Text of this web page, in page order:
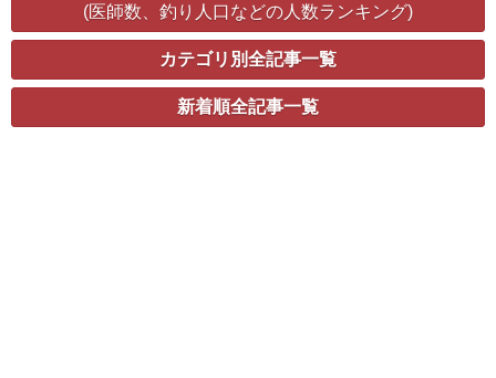
(医師数、釣り人口などの人数ランキング)
カテゴリ別全記事一覧
新着順全記事一覧